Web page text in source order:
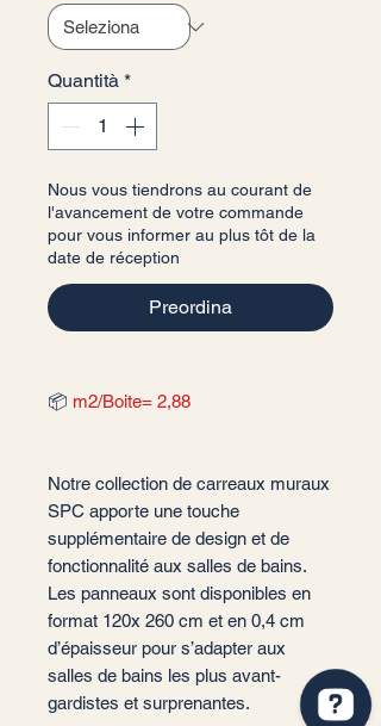
Quantità *
Nous vous tiendrons au courant de
l'avancement de votre commande
pour vous informer au plus tôt de la
date de réception
Preordina
📦 m2/Boite= 2,88
Notre collection de carreaux muraux
SPC apporte une touche
supplémentaire de design et de
fonctionnalité aux salles de bains.
Les panneaux sont disponibles en
format 120x 260 cm et en 0,4 cm
d’épaisseur pour s’adapter aux
salles de bains les plus avant-
gardistes et surprenantes.